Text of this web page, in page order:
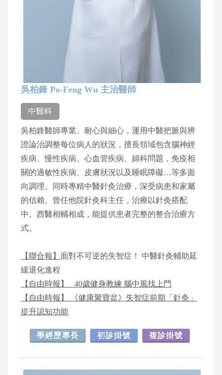
吳柏鋒 Po-Feng Wu 主治醫師
中醫科
吳柏鋒醫師專業、耐心與細心，運用中醫把脈與辨
證論治調整每位病人的狀況，擅長領域包含腦神經
疾病、慢性疾病、心血管疾病、婦科問題，免疫相
關的過敏性疾病、皮膚狀況以及睡眠障礙…等多面
向調理。同時專精中醫針灸治療，深受病患和家屬
的信賴。曾任他院針灸科主任，治療以針灸搭配
中、西醫相輔相成，能提供患者完整的整合治療方
式。
【聯合報】 面對不可逆的失智症！ 中醫針灸輔助延
緩退化進程
【自由時報】 _40歲健身教練 腦中風找上門
【自由時報】 《健康聚寶盆》失智症前期「針灸」
提升認知功能
學經歷專長 初診掛號 複診掛號